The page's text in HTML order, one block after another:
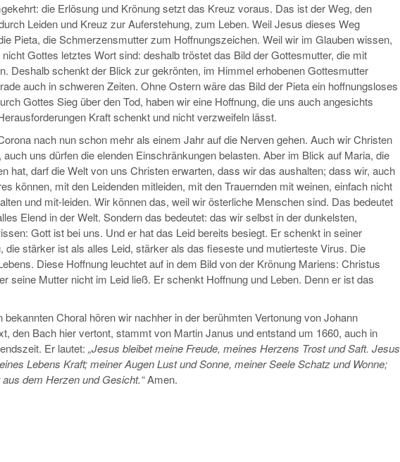
die Erlösung und Krönung setzt das Kreuz voraus. Das ist der Weg, den
Leiden und Kreuz zur Auferstehung, zum Leben. Weil Jesus dieses Weg
Pieta, die Schmerzensmutter zum Hoffnungszeichen. Weil wir im Glauben wissen,
Gottes letztes Wort sind: deshalb tröstet das Bild der Gottesmutter, die mit
Deshalb schenkt der Blick zur gekrönten, im Himmel erhobenen Gottesmutter
auch in schweren Zeiten. Ohne Ostern wäre das Bild der Pieta ein hoffnungsloses
Gottes Sieg über den Tod, haben wir eine Hoffnung, die uns auch angesichts
Kraft schenkt und nicht verzweifeln lässt.
nach nun schon mehr als einem Jahr auf die Nerven gehen. Auch wir Christen
uns dürfen die elenden Einschränkungen belasten. Aber im Blick auf Maria, die
hat, darf die Welt von uns Christen erwarten, dass wir das aushalten; dass wir, auch
können, mit den Leidenden mitleiden, mit den Trauernden mit weinen, einfach nicht
und mit-leiden. Wir können das, weil wir österliche Menschen sind. Das bedeutet
Elend in der Welt. Sondern das bedeutet: das wir selbst in der dunkelsten,
Gott ist bei uns. Und er hat das Leid bereits besiegt. Er schenkt in seiner
die stärker ist als alles Leid, stärker als das fieseste und mutierteste Virus. Die
Diese Hoffnung leuchtet auf in dem Bild von der Krönung Mariens: Christus
seine Mutter nicht im Leid ließ. Er schenkt Hoffnung und Leben. Denn er ist das
Choral hören wir nachher in der berühmten Vertonung von Johann
den Bach hier vertont, stammt von Martin Janus und entstand um 1660, auch in
Er lautet: „Jesus bleibet meine Freude, meines Herzens Trost und Saft. Jesus
Lebens Kraft; meiner Augen Lust und Sonne, meiner Seele Schatz und Wonne;
dem Herzen und Gesicht.“Amen.